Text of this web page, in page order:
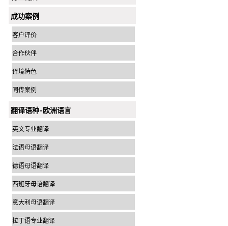
成功案例
客户评价
合作伙伴
译境特色
同传案例
翻译语种-欧洲语言
英文专业翻译
法语母语翻译
德语母语翻译
西班牙母语翻译
意大利母语翻译
拉丁语专业翻译